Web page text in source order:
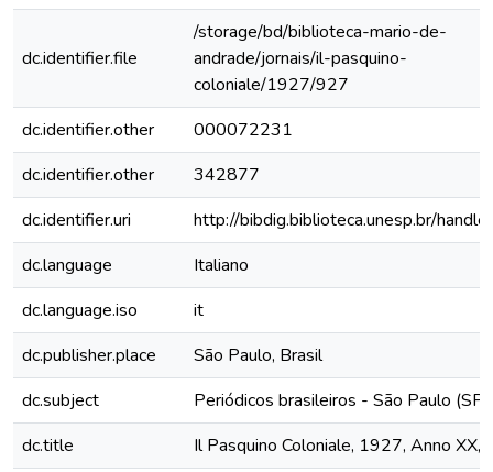
dc.identifier.file
/storage/bd/biblioteca-mario-de-
andrade/jornais/il-pasquino-
coloniale/1927/927
dc.identifier.other
000072231
dc.identifier.other
342877
dc.identifier.uri
http://bibdig.biblioteca.unesp.br/
dc.language
Italiano
dc.language.iso
it
dc.publisher.place
São Paulo, Brasil
dc.subject
Periódicos brasileiros - São Paulo (SP)
dc.title
Il Pasquino Coloniale, 1927, Anno XX,